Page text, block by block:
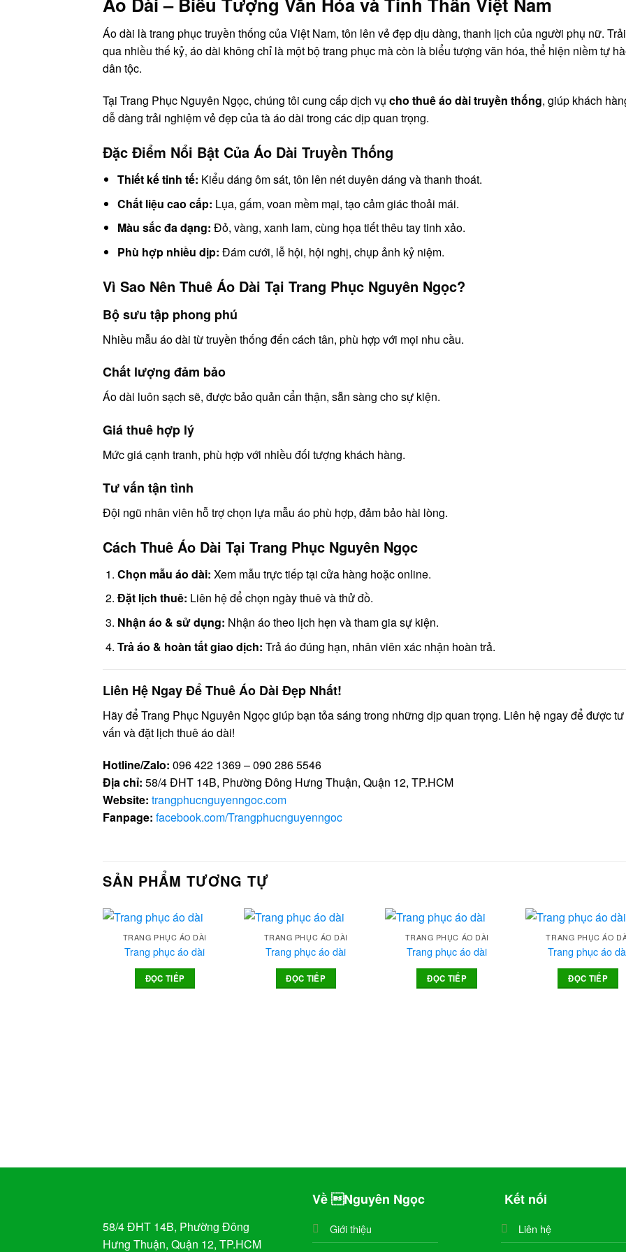
Áo dài là trang phục truyền thống của Việt Nam, tôn lên vẻ đẹp dịu dàng, thanh lịch của người phụ nữ. Trải
qua nhiều thế kỷ, áo dài không chỉ là một bộ trang phục mà còn là biểu tượng văn hóa, thể hiện niềm tự
dân tộc.
Tại Trang Phục Nguyên Ngọc, chúng tôi cung cấp dịch vụ cho thuê áo dài truyền thống, giúp khách
dễ dàng trải nghiệm vẻ đẹp của tà áo dài trong các dịp quan trọng.
Đặc Điểm Nổi Bật Của Áo Dài Truyền Thống
Thiết kế tinh tế: Kiểu dáng ôm sát, tôn lên nét duyên dáng và thanh thoát.
Chất liệu cao cấp: Lụa, gấm, voan mềm mại, tạo cảm giác thoải mái.
Màu sắc đa dạng: Đỏ, vàng, xanh lam, cùng họa tiết thêu tay tinh xảo.
Phù hợp nhiều dịp: Đám cưới, lễ hội, hội nghị, chụp ảnh kỷ niệm.
Vì Sao Nên Thuê Áo Dài Tại Trang Phục Nguyên Ngọc?
Bộ sưu tập phong phú
Nhiều mẫu áo dài từ truyền thống đến cách tân, phù hợp với mọi nhu cầu.
Chất lượng đảm bảo
Áo dài luôn sạch sẽ, được bảo quản cẩn thận, sẵn sàng cho sự kiện.
Giá thuê hợp lý
Mức giá cạnh tranh, phù hợp với nhiều đối tượng khách hàng.
Tư vấn tận tình
Đội ngũ nhân viên hỗ trợ chọn lựa mẫu áo phù hợp, đảm bảo hài lòng.
Cách Thuê Áo Dài Tại Trang Phục Nguyên Ngọc
Chọn mẫu áo dài: Xem mẫu trực tiếp tại cửa hàng hoặc online.
Đặt lịch thuê: Liên hệ để chọn ngày thuê và thử đồ.
Nhận áo & sử dụng: Nhận áo theo lịch hẹn và tham gia sự kiện.
Trả áo & hoàn tất giao dịch: Trả áo đúng hạn, nhân viên xác nhận hoàn trả.
Liên Hệ Ngay Để Thuê Áo Dài Đẹp Nhất!
Hãy để Trang Phục Nguyên Ngọc giúp bạn tỏa sáng trong những dịp quan trọng. Liên hệ ngay để được tư
vấn và đặt lịch thuê áo dài!
Hotline/Zalo: 096 422 1369 – 090 286 5546
Địa chỉ: 58/4 ĐHT 14B, Phường Đông Hưng Thuận, Quận 12, TP.HCM
Website: trangphucnguyenngoc.com
Fanpage: facebook.com/Trangphucnguyenngoc
SẢN PHẨM TƯƠNG TỰ
Add to
TRANG PHỤC ÁO DÀI
Trang phục áo dài
ĐỌC TIẾP
Add to
TRANG PHỤC ÁO DÀI
Trang phục áo dài
ĐỌC TIẾP
Add to
TRANG PHỤC ÁO DÀI
Trang phục áo dài
ĐỌC TIẾP
TRANG PHỤC ÁO
Trang phục áo
ĐỌC TIẾP
58/4 ĐHT 14B, Phường Đông
Hưng Thuận, Quận 12, TP.HCM
Về Nguyên Ngọc
Giới thiệu
Kết nối
Liên hệ